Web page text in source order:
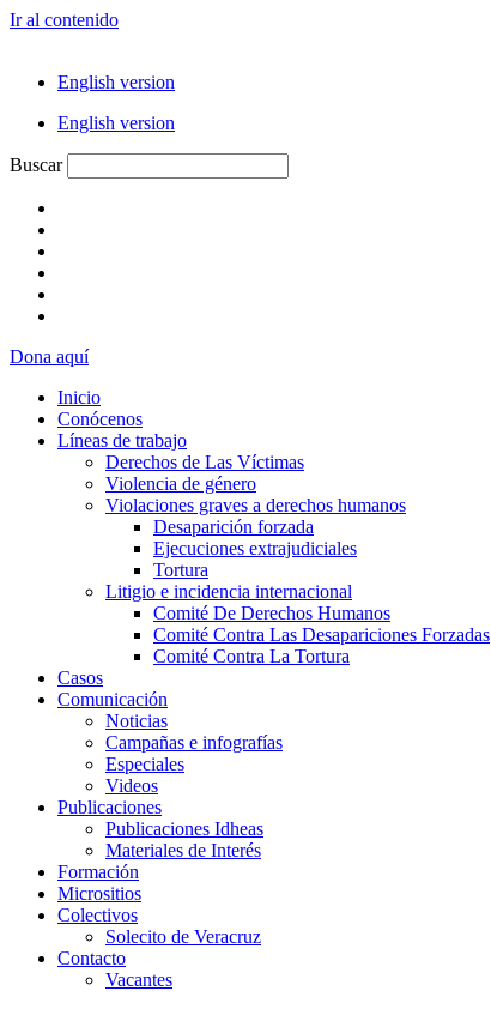
Ir al contenido
English version
English version
Buscar
Dona aquí
Inicio
Conócenos
Líneas de trabajo
Derechos de Las Víctimas
Violencia de género
Violaciones graves a derechos humanos
Desaparición forzada​
Ejecuciones extrajudiciales
Tortura
Litigio e incidencia internacional
Comité De Derechos Humanos​
Comité Contra Las Desapariciones Forzadas
Comité Contra La Tortura​
Casos
Comunicación
Noticias
Campañas e infografías
Especiales
Videos
Publicaciones
Publicaciones Idheas
Materiales de Interés
Formación
Micrositios
Colectivos
Solecito de Veracruz
Contacto
Vacantes